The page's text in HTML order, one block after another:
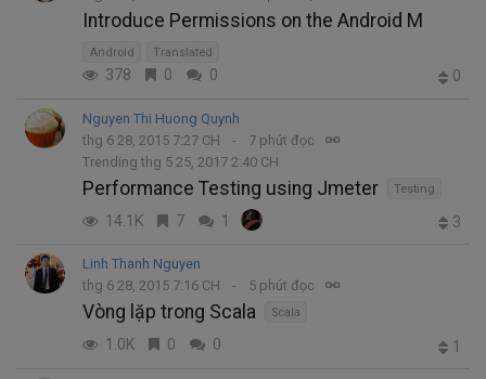
Introduce Permissions on the Android M
Android Translated
378 0 0 0
Nguyen Thi Huong Quynh
thg 6 28, 2015 7:27 CH
7 phút đọc
Trending thg 5 25, 2017 2:40 CH
Performance Testing using Jmeter Testing
14.1K 7 1 3
Linh Thanh Nguyen
thg 6 28, 2015 7:16 CH
5 phút đọc
Vòng lặp trong Scala Scala
1.0K 0 0 1